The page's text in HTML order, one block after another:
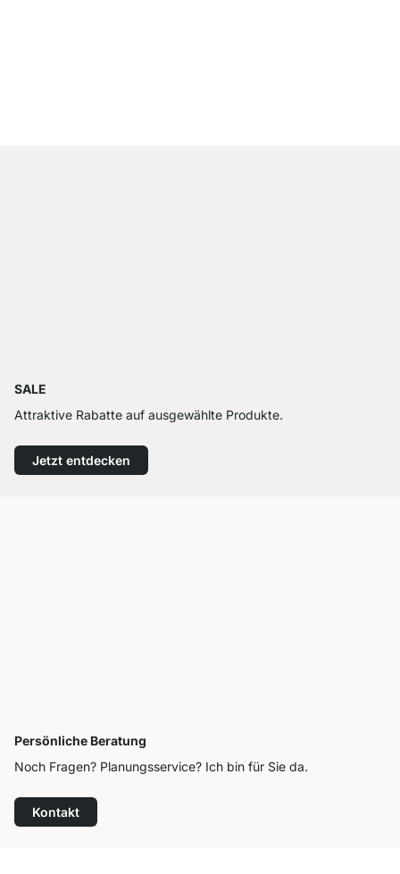
SALE
Attraktive Rabatte auf ausgewählte Produkte.
Jetzt entdecken
Persönliche Beratung
Noch Fragen? Planungsservice? Ich bin für Sie da.
Kontakt